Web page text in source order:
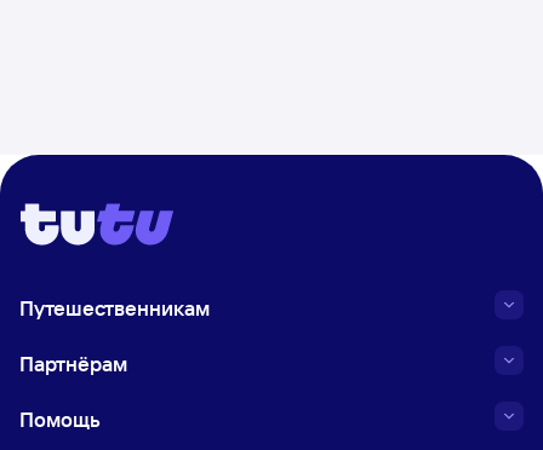
Путешественникам
Партнёрам
Помощь